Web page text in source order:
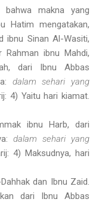
bahwa makna yang
Hatim mengatakan,
ibnu Sinan Al-Wasiti,
Rahman ibnu Mahdi,
dari Ibnu Abbas
dalam sehari yang
4) Yaitu hari kiamat.
ibnu Harb, dari
dalam sehari yang
4) Maksudnya, hari
dan Ibnu Zaid.
dari Ibnu Abbas